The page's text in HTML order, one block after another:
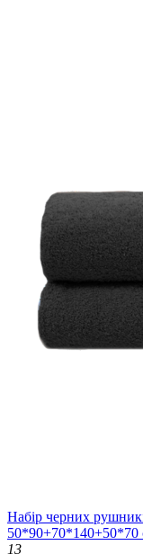
Набір черних
50*90+70*140+50*70
13